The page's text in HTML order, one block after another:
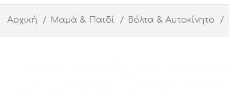
Αρχική Μαμά & Παιδί Βόλτα & Αυτοκίνητο